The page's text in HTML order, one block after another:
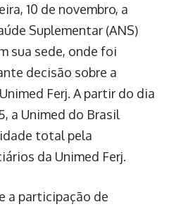
10 de novembro, a
Suplementar (ANS)
sua sede, onde foi
decisão sobre a
Ferj. A partir do dia
a Unimed do Brasil
total pela
da Unimed Ferj.
a participação de